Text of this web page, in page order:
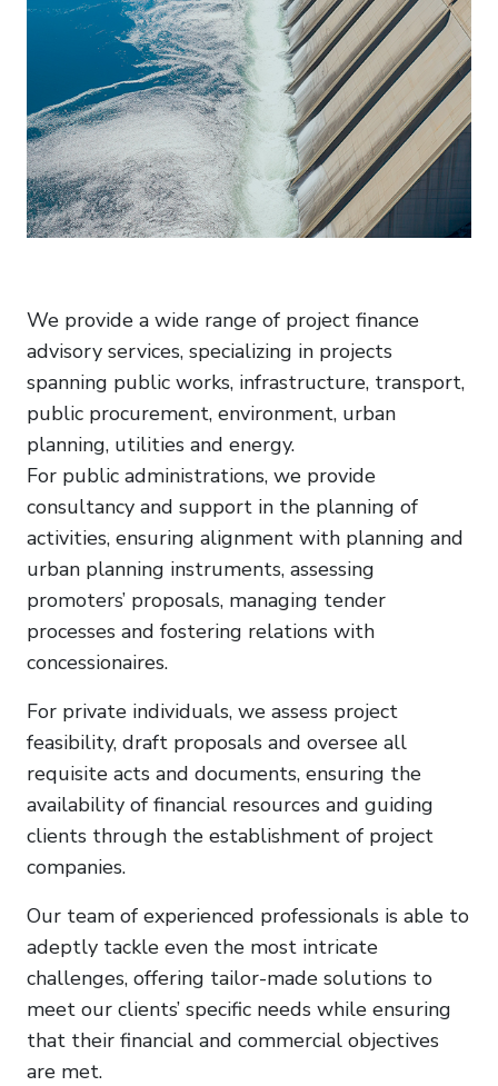
We provide a wide range of project finance
advisory services, specializing in projects
spanning public works, infrastructure, transport,
public procurement, environment, urban
planning, utilities and energy.
For public administrations, we provide
consultancy and support in the planning of
activities, ensuring alignment with planning and
urban planning instruments, assessing
promoters’ proposals, managing tender
processes and fostering relations with
concessionaires.
For private individuals, we assess project
feasibility, draft proposals and oversee all
requisite acts and documents, ensuring the
availability of financial resources and guiding
clients through the establishment of project
companies.
Our team of experienced professionals is able to
adeptly tackle even the most intricate
challenges, offering tailor-made solutions to
meet our clients’ specific needs while ensuring
that their financial and commercial objectives
are met.